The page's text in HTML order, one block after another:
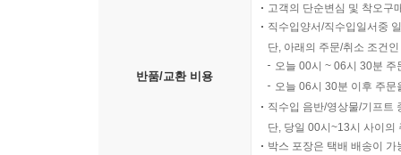
반품/교환 비용
고객의 단순변심 및 착오구
직수입양서/직수입일서중
단, 아래의 주문/취소 조건
오늘 00시 ~ 06시 30분
오늘 06시 30분 이후 주
직수입 음반/영상물/기프트
단, 당일 00시~13시 사이의
박스 포장은 택배 배송이